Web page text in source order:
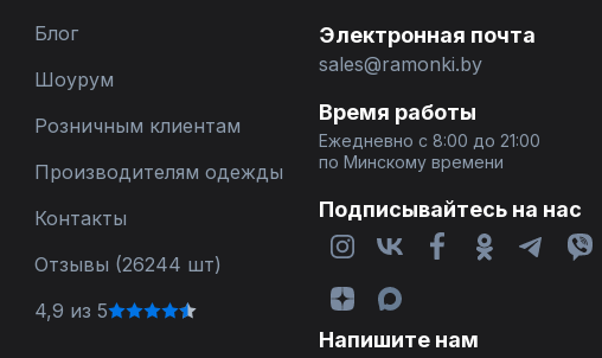
Блог
Шоурум
Розничным клиентам
Производителям одежды
Контакты
Отзывы (26244 шт)
4,9 из 5
Электронная почта
sales@ramonki.by
Время работы
Ежедневно с 8:00 до 21:00
по Минскому времени
Подписывайтесь на нас
Напишите нам